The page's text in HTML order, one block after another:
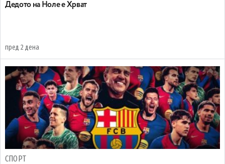
Дедото на Ноле е Хрват
пред 2 дена
СПОРТ